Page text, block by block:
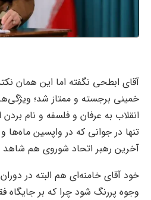
آقای ابطحی نگفته اما این همان
خمینی برجسته و ممتاز شد؛
انقلاب به عرفان و فلسفه و نام بردن
تنها در جوانی که در واپسین ماه‌ها
آخرین رهبر اتحاد شوروی هم شاهد
خود آقای خامنه‌ای هم البته در
وجوه پررنگ شود چرا که بر جایگاه